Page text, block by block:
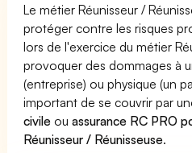
Le métier Réunisseur /
protéger contre les risques
lors de l'exercice du métier
provoquer des dommages à
(entreprise) ou physique (un
important de se couvrir par
civile ouassurance RC PRO
Réunisseur / Réunisseuse.